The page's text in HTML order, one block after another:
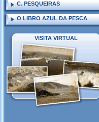
C. PESQUEIRAS
O LIBRO AZUL DA PESCA
VISITA VIRTUAL